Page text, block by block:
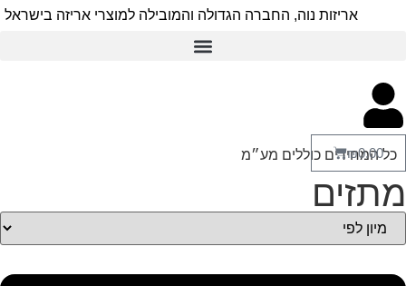
נוה, החברה הגדולה והמובילה למוצרי אריזה בישראל
כוללים מע״מ